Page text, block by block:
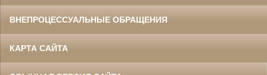
ВНЕПРОЦЕССУАЛЬНЫЕ ОБРАЩЕНИЯ
КАРТА САЙТА